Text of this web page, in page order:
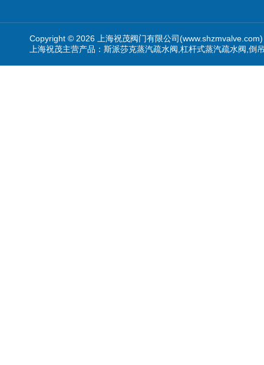
Copyright © 2026 上海祝茂阀门有限公司
上海祝茂主营产品：斯派莎克蒸汽疏水阀,杠杆式蒸汽疏水阀,倒